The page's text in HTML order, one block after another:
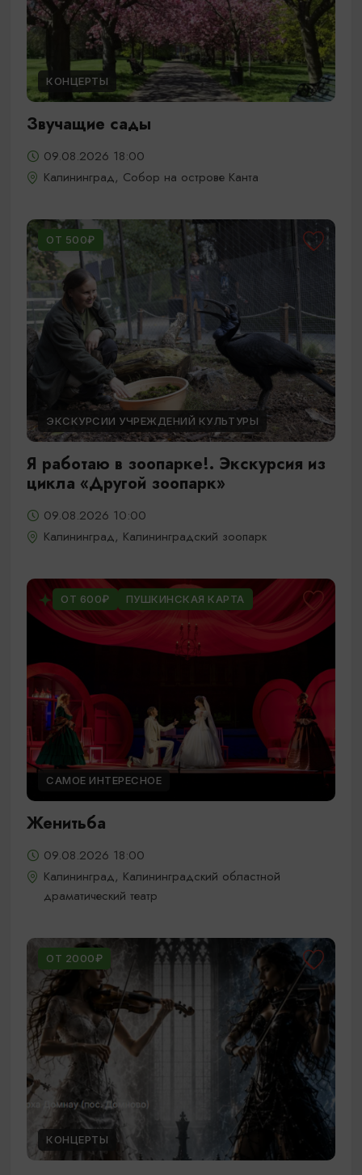
КОНЦЕРТЫ
Звучащие сады
09.08.2026 18:00
Калининград, Собор на острове Канта
ОТ 500₽
ЭКСКУРСИИ УЧРЕЖДЕНИЙ КУЛЬТУРЫ
Я работаю в зоопарке!. Экскурсия из
цикла «Другой зоопарк»
09.08.2026 10:00
Калининград, Калининградский зоопарк
ОТ 600₽ ПУШКИНСКАЯ КАРТА
САМОЕ ИНТЕРЕСНОЕ
Женитьба
09.08.2026 18:00
Калининград, Калининградский областной
драматический театр
ОТ 2000₽
КОНЦЕРТЫ